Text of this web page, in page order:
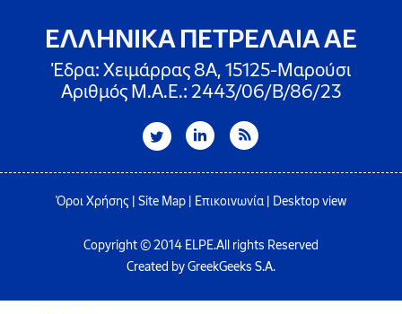
ΕΛΛΗΝΙΚΑ ΠΕΤΡΕΛΑΙΑ ΑΕ
Έδρα: Χειμάρρας 8A, 15125-Μαρούσι
Αριθμός Μ.Α.Ε.: 2443/06/Β/86/23
Όροι Χρήσης Site Map Επικοινωνία| Desktop view
Copyright © 2014 ELPE.All rights Reserved
Created by GreekGeeks S.A.